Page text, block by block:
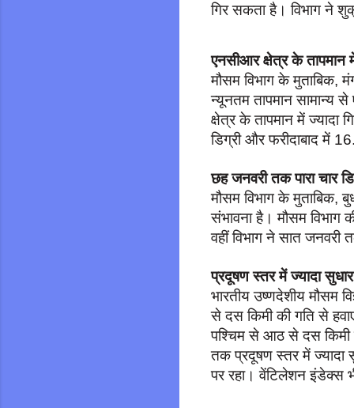
गिर सकता है। विभाग ने
एनसीआर क्षेत्र के तापमान में
मौसम विभाग के मुताबिक,
न्यूनतम तापमान सामान्य
क्षेत्र के तापमान में ज्यादा
डिग्री और फरीदाबाद में
छह जनवरी तक पारा चार
मौसम विभाग के मुताबिक,
संभावना है। मौसम विभाग
वहीं विभाग ने सात जनवरी
प्रदूषण स्तर में ज्यादा
भारतीय उष्णदेशीय मौसम
से दस किमी की गति से
पश्चिम से आठ से दस किमी
तक प्रदूषण स्तर में ज्यादा
पर रहा। वेंटिलेशन इंडेक्स